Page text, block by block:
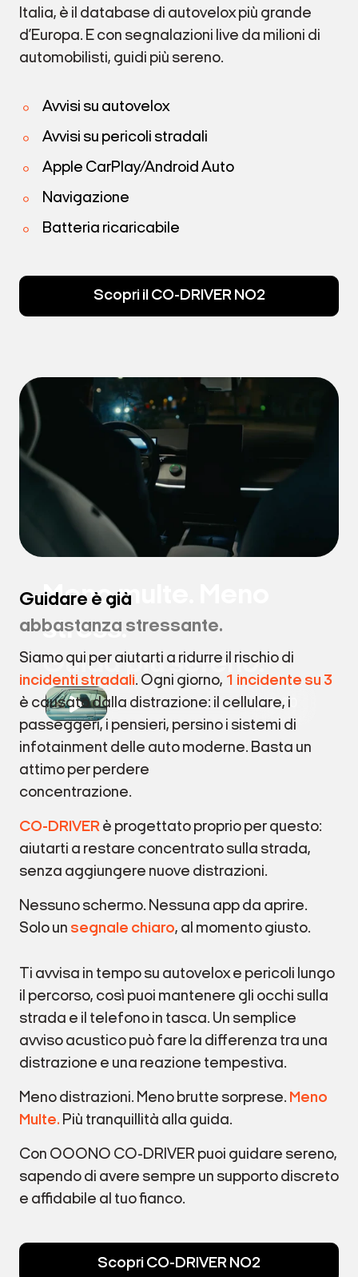
Italia, è il database di autovelox più grande
d’Europa. E con segnalazioni live da milioni di
automobilisti, guidi più sereno.
Avvisi su autovelox
Avvisi su pericoli stradali
Apple CarPlay/Android Auto
Navigazione
Batteria ricaricabile
Scopri il CO-DRIVER NO2
Meno multe. Meno
stress.
Guida più sereno.
Riproduci video 00:20
Guidare è già
abbastanza stressante.
Siamo qui per aiutarti a ridurre il rischio di
incidenti stradali. Ogni giorno, 1 incidente su 3
è causato dalla distrazione: il cellulare, i
passeggeri, i pensieri, persino i sistemi di
infotainment delle auto moderne. Basta un
attimo per perdere
concentrazione.
CO-DRIVERè progettato proprio per questo:
aiutarti a restare concentrato sulla strada,
senza aggiungere nuove distrazioni.
Nessuno schermo. Nessuna app da aprire.
Solo un segnale chiaro, al momento giusto.
Ti avvisa in tempo su autovelox e pericoli lungo
il percorso, così puoi mantenere gli occhi sulla
strada e il telefono in tasca. Un semplice
avviso acustico può fare la differenza tra una
distrazione e una reazione tempestiva.
Meno distrazioni. Meno brutte sorprese. Meno
Multe. Più tranquillità alla guida.
Con OOONO CO-DRIVER puoi guidare sereno,
sapendo di avere sempre un supporto discreto
e affidabile al tuo fianco.
Scopri CO-DRIVER NO2